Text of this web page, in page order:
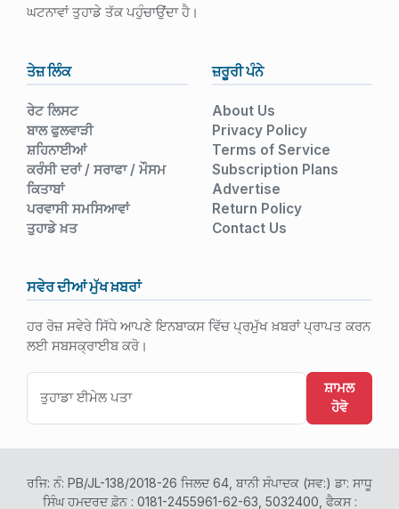
ਘਟਨਾਵਾਂ ਤੁਹਾਡੇ ਤੱਕ ਪਹੁੰਚਾਉਂਦਾ ਹੈ।
ਤੇਜ਼ ਲਿੰਕ
ਰੇਟ ਲਿਸਟ
ਬਾਲ ਫੁਲਵਾੜੀ
ਸ਼ਹਿਨਾਈਆਂ
ਕਰੰਸੀ ਦਰਾਂ / ਸਰਾਫਾ / ਮੌਸਮ
ਕਿਤਾਬਾਂ
ਪਰਵਾਸੀ ਸਮਸਿਆਵਾਂ
ਤੁਹਾਡੇ ਖ਼ਤ
ਜ਼ਰੂਰੀ ਪੰਨੇ
About Us
Privacy Policy
Terms of Service
Subscription Plans
Advertise
Return Policy
Contact Us
ਸਵੇਰ ਦੀਆਂ ਮੁੱਖ ਖ਼ਬਰਾਂ
ਹਰ ਰੋਜ਼ ਸਵੇਰੇ ਸਿੱਧੇ ਆਪਣੇ ਇਨਬਾਕਸ ਵਿੱਚ ਪ੍ਰਮੁੱਖ ਖ਼ਬਰਾਂ ਪ੍ਰਾਪਤ ਕਰਨ
ਲਈ ਸਬਸਕ੍ਰਾਈਬ ਕਰੋ।
ਸ਼ਾਮਲ
ਹੋਵੋ
ਰਜਿ: ਨੰ: PB/JL-138/2018-26 ਜਿਲਦ 64, ਬਾਨੀ ਸੰਪਾਦਕ (ਸਵ:) ਡਾ: ਸਾਧੂ
ਸਿੰਘ ਹਮਦਰਦ ਫ਼ੋਨ : 0181-2455961-62-63, 5032400, ਫੈਕਸ :